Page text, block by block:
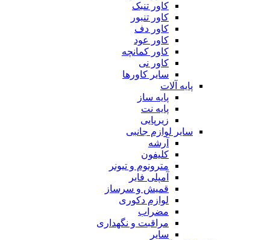
کاور تنبک
کاور تنبور
کاور دف
کاور عود
کاور کمانچه
کاور نی
سایر کاورها
پایه آلات
پایه ساز
پایه نت
زیرپایی
سایر لوازم جانبی
آرشه
کلیفون
مترونوم و تیونر
آمپلی فایر
قمیش و سرساز
لوازم دکوری
مضراب
مراقبت و نگهداری
سایر